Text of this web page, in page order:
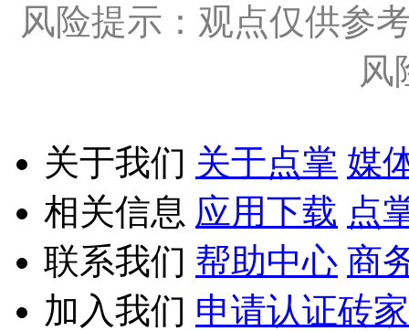
风险提示：观点仅供参
风
关于我们 关于点掌 媒
相关信息 应用下载 点
联系我们 帮助中心 商
加入我们 申请认证砖家